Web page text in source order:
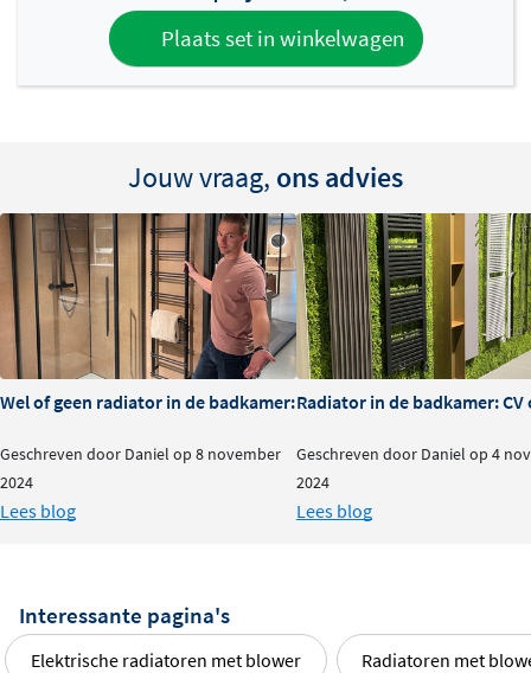
LCD-display met backlight
Het bedieningsscherm heeft een intuïtief ontwerp
met 5 grote knoppen, waaronder de manuele
Manuele boostfunctie voor het snel opwarmen
van de ruimte (in tijd te programmeren)
Onderaan de Blower zit een aparte on/off-knop
Keuring: CE
Ingebouwde RF-ontvanger voor besturing via een
optionele RF-thermostaat
Plaats set in winkelwagen
Jouw vraag, ons advies
Wel of geen radiator in de badkamer: is het nodig?
Geschreven door Daniel op 8 november
2024
Lees blog
Radiator in de badkamer:
Geschreven door Daniel op 4
2024
Lees blog
Interessante pagina's
Elektrische radiatoren met blower Radiatoren met